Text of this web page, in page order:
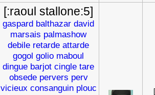
[:raoul stallone:5]
gaspard balthazar david
marsais palmashow
debile retarde attarde
gogol golio maboul
dingue barjot cingle tare
obsede pervers perv
vicieux consanguin plouc